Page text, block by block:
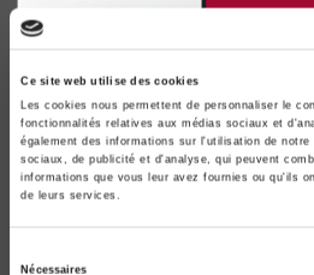
Ce site web utilise des cookies
Les cookies nous permettent de personnaliser le
fonctionnalités relatives aux médias sociaux et
également des informations sur l'utilisation de
sociaux, de publicité et d'analyse, qui peuvent
informations que vous leur avez fournies ou qu'ils
de leurs services.
Nécessaires
La philanthropie
Alexandre Lambelet